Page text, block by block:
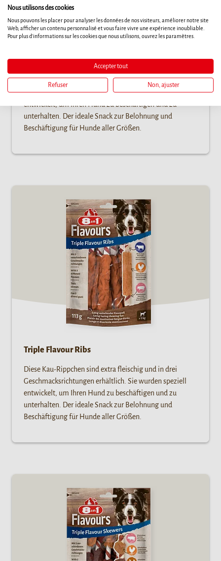
Triple Flavour Wings
Diese Kau-Flügel sind extra fleischig und in drei
Geschmacksrichtungen erhältlich. Sie wurden speziell
entwickelt, um Ihren Hund zu beschäftigen und zu
unterhalten. Der ideale Snack zur Belohnung und
Beschäftigung für Hunde aller Größen.
Triple Flavour Ribs
Diese Kau-Rippchen sind extra fleischig und in drei
Geschmacksrichtungen erhältlich. Sie wurden speziell
entwickelt, um Ihren Hund zu beschäftigen und zu
unterhalten. Der ideale Snack zur Belohnung und
Beschäftigung für Hunde aller Größen.
Nous utilisons des cookies
Nous pouvons les placer pour analyser les données de nos visiteurs, améliorer notre site
Web, afficher un contenu personnalisé et vous faire vivre une expérience inoubliable.
Pour plus d'informations sur les cookies que nous utilisons, ouvrez les paramètres.
Accepter tout
Refuser Non, ajuster